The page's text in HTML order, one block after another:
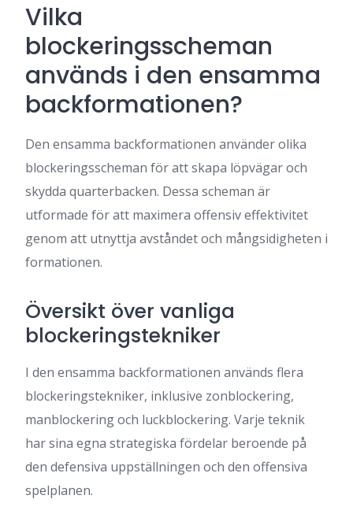
Vilka
blockeringsscheman
används i den ensamma
backformationen?
Den ensamma backformationen använder olika
blockeringsscheman för att skapa löpvägar och
skydda quarterbacken. Dessa scheman är
utformade för att maximera offensiv effektivitet
genom att utnyttja avståndet och mångsidigheten i
formationen.
Översikt över vanliga
blockeringstekniker
I den ensamma backformationen används flera
blockeringstekniker, inklusive zonblockering,
manblockering och luckblockering. Varje teknik
har sina egna strategiska fördelar beroende på
den defensiva uppställningen och den offensiva
spelplanen.